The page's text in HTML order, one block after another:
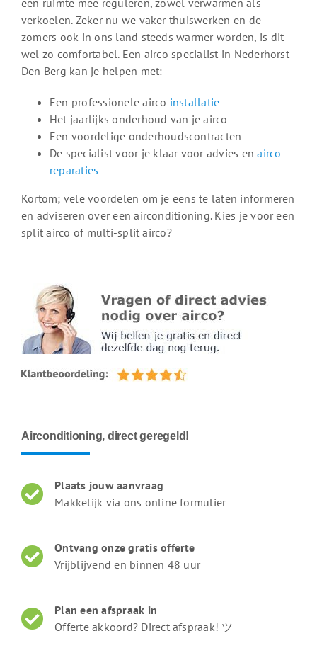
een ruimte mee reguleren, zowel verwarmen als
verkoelen. Zeker nu we vaker thuiswerken en de
zomers ook in ons land steeds warmer worden, is dit
wel zo comfortabel. Een airco specialist in Nederhorst
Den Berg kan je helpen met:
Een professionele airco installatie
Het jaarlijks onderhoud van je airco
Een voordelige onderhoudscontracten
De specialist voor je klaar voor advies enairco
reparaties
Kortom; vele voordelen om je eens te laten informeren
en adviseren over een airconditioning. Kies je voor een
split airco of multi-split airco?
Airconditioning, direct geregeld!
Plaats jouw aanvraag
Makkelijk via ons online formulier
Ontvang onze gratis offerte
Vrijblijvend en binnen 48 uur
Plan een afspraak in
Offerte akkoord? Direct afspraak! ツ